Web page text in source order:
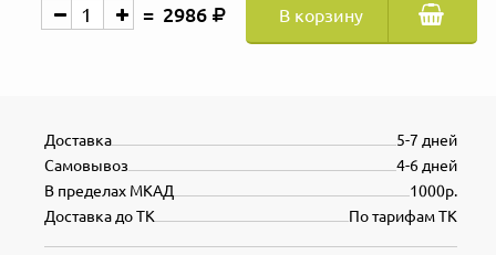
2986 В корзину
5-7 дней
Доставка
4-6 дней
Самовывоз
1000р.
В пределах МКАД
По тарифам ТК
Доставка до ТК